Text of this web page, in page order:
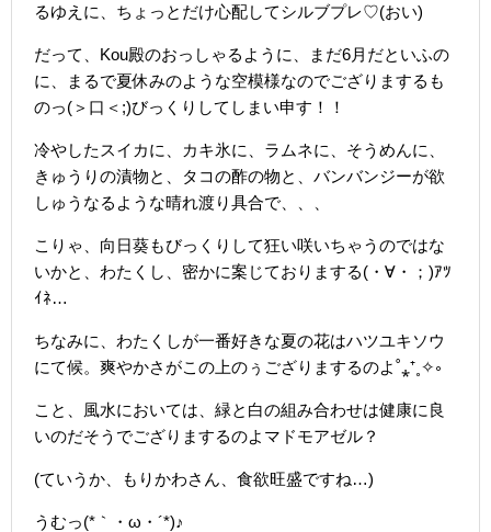
るゆえに、ちょっとだけ心配してシルブプレ♡(おい)
だって、Kou殿のおっしゃるように、まだ6月だといふの
に、まるで夏休みのような空模様なのでござりまするも
のっ(＞口＜;)びっくりしてしまい申す！！
冷やしたスイカに、カキ氷に、ラムネに、そうめんに、
きゅうりの漬物と、タコの酢の物と、バンバンジーが欲
しゅうなるような晴れ渡り具合で、、、
こりゃ、向日葵もびっくりして狂い咲いちゃうのではな
いかと、わたくし、密かに案じておりまする(・∀・；)ｱﾂ
ｲﾈ…
ちなみに、わたくしが一番好きな夏の花はハツユキソウ
にて候。爽やかさがこの上のぅござりまするのよ˚⁎⁺˳✧༚
こと、風水においては、緑と白の組み合わせは健康に良
いのだそうでござりまするのよマドモアゼル？
(ていうか、もりかわさん、食欲旺盛ですね…)
うむっ(*｀・ω・´*)♪